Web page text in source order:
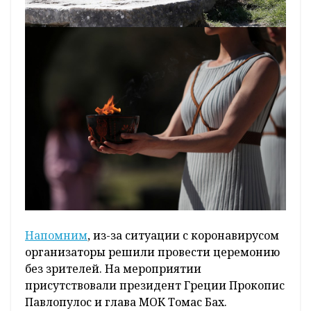
Напомним, из-за ситуации с коронавирусом
организаторы решили провести церемонию
без зрителей. На мероприятии
присутствовали президент Греции Прокопис
Павлопулос и глава МОК Томас Бах.